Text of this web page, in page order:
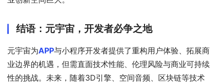
结语：元宇宙，开发者必争之地
元宇宙为APP与小程序开发者提供了重构用户体验、拓展商
业边界的机遇，但需直面技术性能、伦理风险与商业可持续
性的挑战。未来，随着3D引擎、空间音频、区块链等技术